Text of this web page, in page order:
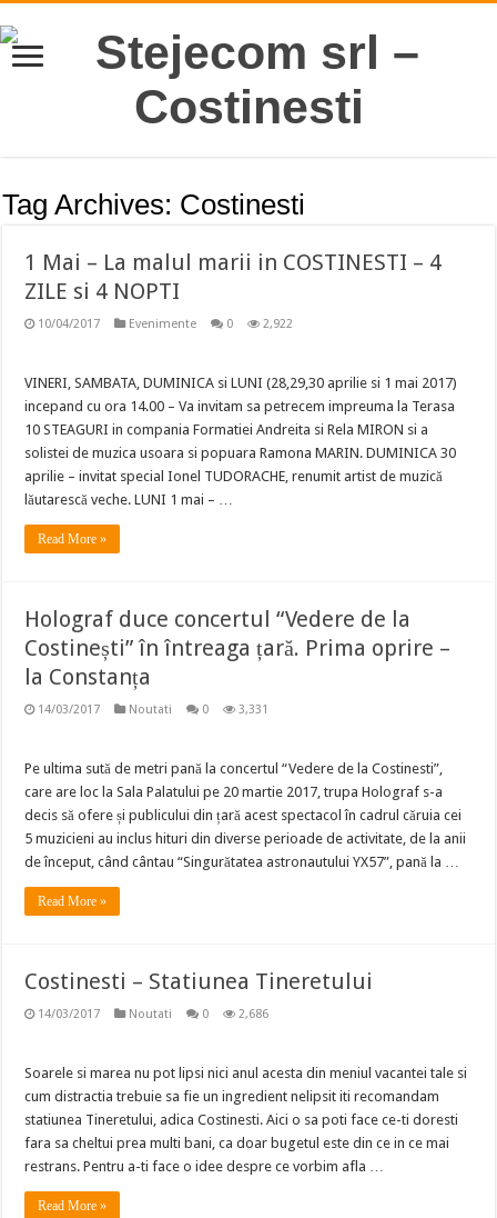
Tag Archives: Costinesti
1 Mai – La malul marii in COSTINESTI – 4
ZILE si 4 NOPTI
10/04/2017 Evenimente 0 2,922
VINERI, SAMBATA, DUMINICA si LUNI (28,29,30 aprilie si 1 mai 2017)
incepand cu ora 14.00 – Va invitam sa petrecem impreuma la Terasa
10 STEAGURI in compania Formatiei Andreita si Rela MIRON si a
solistei de muzica usoara si popuara Ramona MARIN. DUMINICA 30
aprilie – invitat special Ionel TUDORACHE, renumit artist de muzică
lăutarescă veche. LUNI 1 mai – …
Read More »
Holograf duce concertul “Vedere de la
Costinești” în întreaga țară. Prima oprire –
la Constanța
14/03/2017 Noutati 0 3,331
Pe ultima sută de metri pană la concertul “Vedere de la Costinesti”,
care are loc la Sala Palatului pe 20 martie 2017, trupa Holograf s-a
decis să ofere și publicului din țară acest spectacol în cadrul căruia cei
5 muzicieni au inclus hituri din diverse perioade de activitate, de la anii
de început, când cântau “Singurătatea astronautului YX57”, pană la …
Read More »
Costinesti – Statiunea Tineretului
14/03/2017 Noutati 0 2,686
Soarele si marea nu pot lipsi nici anul acesta din meniul vacantei tale si
cum distractia trebuie sa fie un ingredient nelipsit iti recomandam
statiunea Tineretului, adica Costinesti. Aici o sa poti face ce-ti doresti
fara sa cheltui prea multi bani, ca doar bugetul este din ce in ce mai
restrans. Pentru a-ti face o idee despre ce vorbim afla …
Read More »